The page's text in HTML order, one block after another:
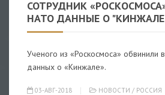
СОТРУДНИК
НАТО ДАННЫЕ О
Ученого из «Роскосмоса» обвинили
данных о «Кинжале».
03-АВГ-2018 НОВОСТИ / РОССИЯ